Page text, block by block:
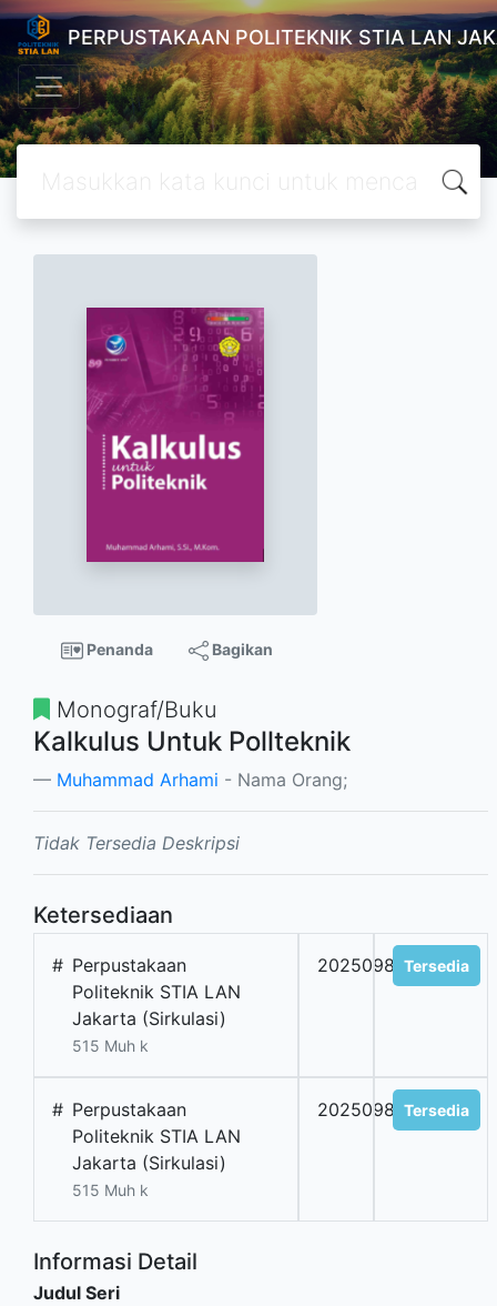
PERPUSTAKAAN POLITEKNIK STIA LAN
Penanda Bagikan
Monograf/Buku
Kalkulus Untuk Pollteknik
Muhammad Arhami - Nama Orang;
Tidak Tersedia Deskripsi
Ketersediaan
# Perpustakaan
Politeknik STIA LAN
Jakarta (Sirkulasi)
515 Muh k
2025098625Tersedia
# Perpustakaan
Politeknik STIA LAN
Jakarta (Sirkulasi)
515 Muh k
2025098626Tersedia
Informasi Detail
Judul Seri